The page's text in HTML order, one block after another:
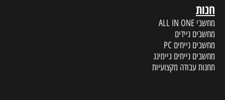
חנות
מחשבי ALL IN ONE
מחשבים ניידים
מחשבים נייחים PC
מחשבים נייחים גיימינג
תחנות עבודה מקצועיות